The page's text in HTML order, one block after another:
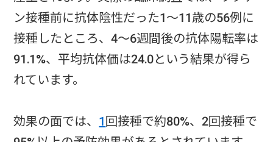
ン接種前に抗体陰性だった1～11歳の56例に
接種したところ、4～6週間後の抗体陽転率は
91.1%、平均抗体価は24.0という結果が得ら
れています。
効果の面では、 1回接種で約80%、2回接種で